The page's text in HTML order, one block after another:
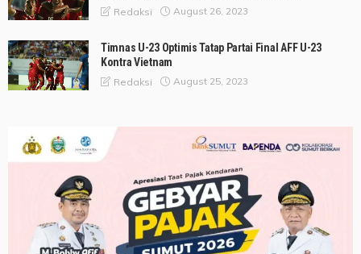
Redaksi August 26, 2023
Timnas U-23 Optimis Tatap Partai Final AFF U-23
Kontra Vietnam
Redaksi August 25, 2023